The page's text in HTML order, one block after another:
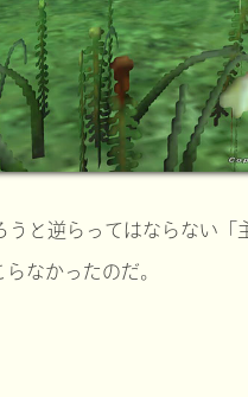
うと逆らってはならない
なかったのだ。